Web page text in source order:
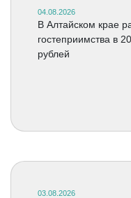
04.08.2026
В Алтайском крае
гостеприимства в
рублей
03.08.2026